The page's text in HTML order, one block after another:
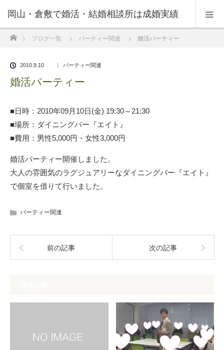
岡山・倉敷で婚活・結婚相談所は成婚実績
の豊富なNPO法人・和(なごみ)へ。
ブログ一覧 パーティー関連 婚活パーティー
2010.9.10 パーティー関連
婚活パーティー
■日時：2010年09月10日(金) 19:30～21:30
■場所：ダイニングバー『エイト』
■費用：男性5,000円・女性3,000円
婚活パーティー開催しました。
大人の雰囲気のラグジュアリーなダイニングバー『エイト』
で個室を借りて行いました。
パーティー関連
前の記事 次の記事